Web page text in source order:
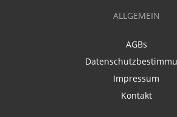
ALLGEMEIN
AGBs
Impressum
Kontakt